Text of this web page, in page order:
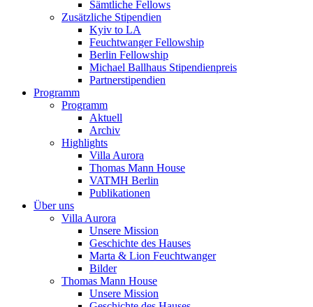
Sämtliche Fellows
Zusätzliche Stipendien
Kyiv to LA
Feuchtwanger Fellowship
Berlin Fellowship
Michael Ballhaus Stipendienpreis
Partnerstipendien
Programm
Programm
Aktuell
Archiv
Highlights
Villa Aurora
Thomas Mann House
VATMH Berlin
Publikationen
Über uns
Villa Aurora
Unsere Mission
Geschichte des Hauses
Marta & Lion Feuchtwanger
Bilder
Thomas Mann House
Unsere Mission